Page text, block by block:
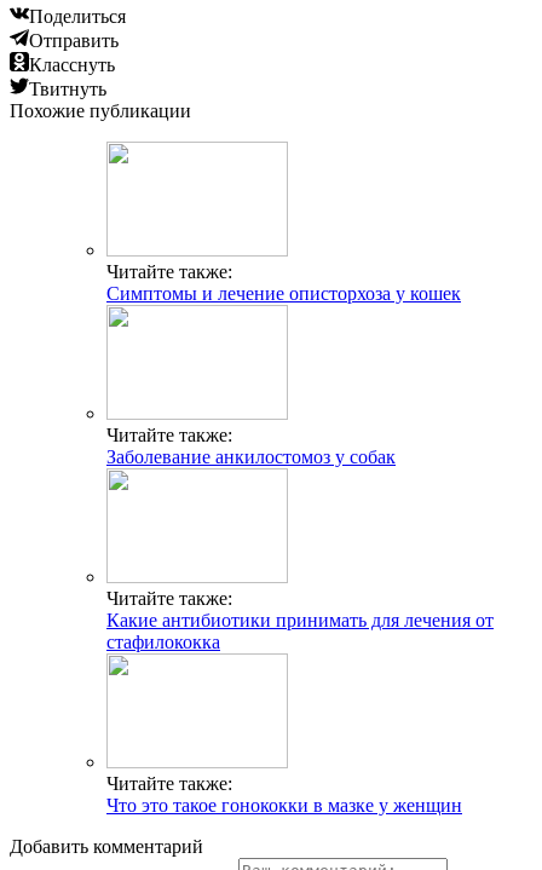
Поделиться
Отправить
Класснуть
Твитнуть
Похожие публикации
Читайте также:
Симптомы и лечение описторхоза у кошек
Читайте также:
Заболевание анкилостомоз у собак
Читайте также:
Какие антибиотики принимать для лечения от
стафилококка
Читайте также:
Что это такое гонококки в мазке у женщин
Добавить комментарий